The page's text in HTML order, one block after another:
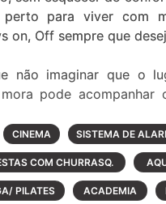
perto para viver com
on, Off sempre que
não imaginar que o
pode acompanhar
com tudo o que
ao seu alcance, no
DE CONVIVÊNCIA
CINEMA SISTEMA DE
COM CHURRASQ.
PILATES ACADEMIA